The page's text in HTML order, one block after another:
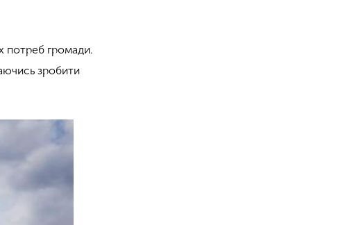
потреб громади.
зробити